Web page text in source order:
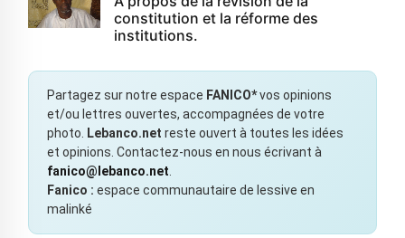
constitution et la réforme des
institutions.
Partagez sur notre espace FANICO*vos opinions
et/ou lettres ouvertes, accompagnées de votre
photo.
Lebanco.net reste ouvert à toutes les idées
et opinions. Contactez-nous en nous écrivant à
fanico@lebanco.net
Fanico : espace communautaire de lessive en
malinké